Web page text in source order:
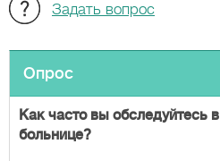
Задать вопрос
Опрос
Как часто вы обследуйтесь в
больнице?